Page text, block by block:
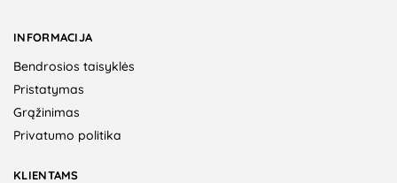
INFORMACIJA
Bendrosios taisyklės
Pristatymas
Grąžinimas
Privatumo politika
KLIENTAMS